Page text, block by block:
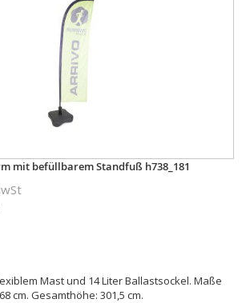
mit befüllbarem Standfuß h738_181
Mast und 14 Liter Ballastsockel. Maße
cm. Gesamthöhe: 301,5 cm.